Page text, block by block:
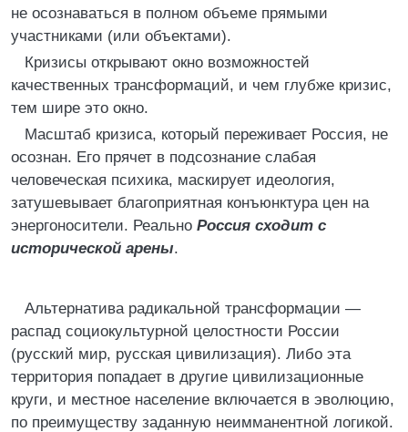
не осознаваться в полном объеме прямыми
участниками (или объектами).
Кризисы открывают окно возможностей
качественных трансформаций, и чем глубже кризис,
тем шире это окно.
Масштаб кризиса, который переживает Россия, не
осознан. Его прячет в подсознание слабая
человеческая психика, маскирует идеология,
затушевывает благоприятная конъюнктура цен на
энергоносители. Реально Россия сходит с
исторической арены.
Альтернатива радикальной трансформации —
распад социокультурной целостности России
(русский мир, русская цивилизация). Либо эта
территория попадает в другие цивилизационные
круги, и местное население включается в эволюцию,
по преимуществу заданную неимманентной логикой.